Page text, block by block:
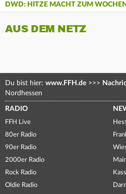
DWD: HITZE MACHT ZUM
AUS DEM NETZ
Du bist hier: www.FFH.de >>>
Nordhessen
RADIO
FFH Live
80er Radio
90er Radio
2000er Radio
Rock Radio
Oldie Radio